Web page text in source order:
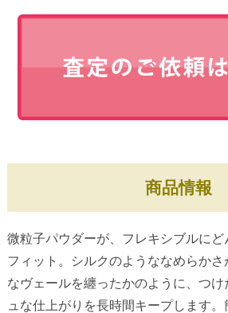
商品情報
微粒子パウダーが、フレキシブルにど
フィット。シルクのようななめらか
なヴェールを纏ったかのように、つ
ュな仕上がりを長時間キープします。